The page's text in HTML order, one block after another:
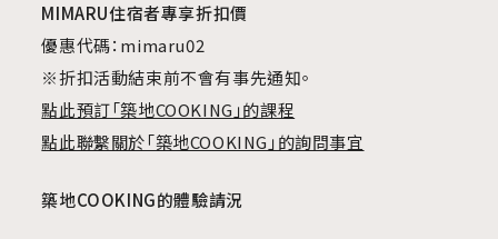
MIMARU住宿者專享折扣價
優惠代碼：mimaru02
※折扣活動結束前不會有事先通知。
點此預訂「築地COOKING」的課程
點此聯繫關於「築地COOKING」的詢問事宜
築地COOKING的體驗請況